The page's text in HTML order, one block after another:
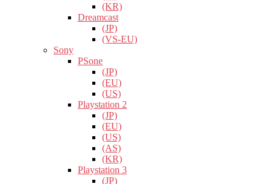
(KR)
Dreamcast
(JP)
(VS-EU)
Sony
PSone
(JP)
(EU)
(US)
Playstation 2
(JP)
(EU)
(US)
(AS)
(KR)
Playstation 3
(JP)